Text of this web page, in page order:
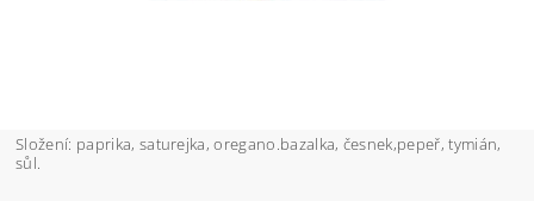
Složení: paprika, saturejka, oregano.bazalka, česnek,pepeř, tymián,
sůl.